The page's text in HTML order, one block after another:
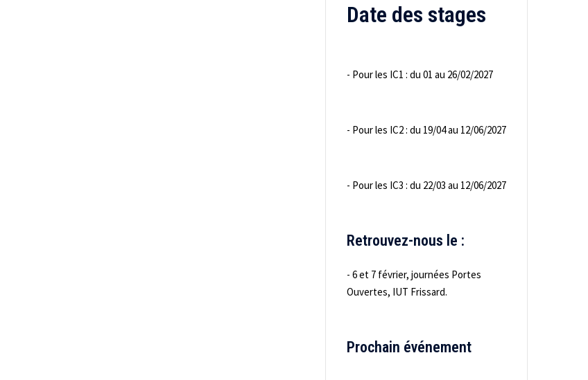
Date des stages
- Pour les IC1 : du 01 au 26/02/2027
- Pour les IC2 : du 19/04 au 12/06/2027
- Pour les IC3 : du 22/03 au 12/06/2027
Retrouvez-nous le :
- 6 et 7 février, journées Portes
Ouvertes, IUT Frissard.
Prochain événement